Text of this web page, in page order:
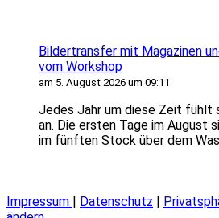
Bildertransfer mit Magazinen
vom Workshop
am 5. August 2026 um 09:11
Jedes Jahr um diese Zeit fühlt
an. Die ersten Tage im August
im fünften Stock über dem
Impressum Datenschutz